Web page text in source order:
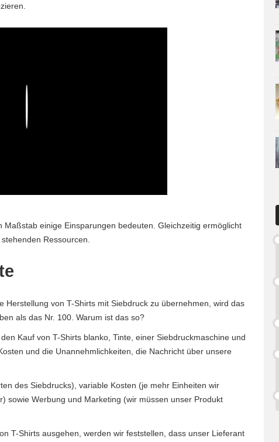
einige Einsparungen bedeuten. Gleichzeitig ermöglicht
Ressourcen.
von T-Shirts mit Siebdruck zu übernehmen, wird das
als das Nr. 100. Warum ist das so?
Kauf von T-Shirts blanko, Tinte, einer Siebdruckmaschine und
und die Unannehmlichkeiten, die Nachricht über unsere
des Siebdrucks), variable Kosten (je mehr Einheiten wir
sowie Werbung und Marketing (wir müssen unser Produkt
T-Shirts ausgehen, werden wir feststellen, dass unser Lieferant